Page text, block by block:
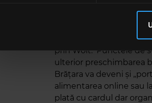
traficul. De asemenea, le oferim
care folosiți site-ul nostru. Aceștia le pot
Pentru ca primul acces
participanții din Cluj și
respectiv AFI
prin Wolt. Punctele de
ulterior preschimbarea
Brățara va deveni și
alimentarea online sau
plată cu cardul dar